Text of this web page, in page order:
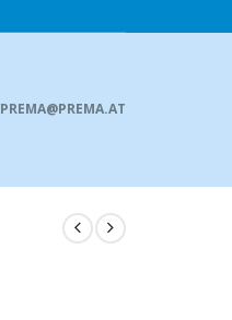
PREMA@PREMA.AT